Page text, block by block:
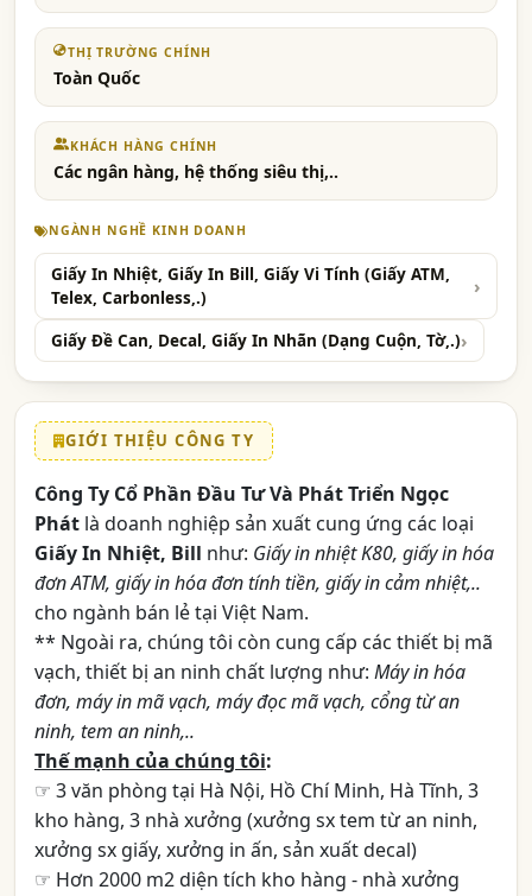
THỊ TRƯỜNG CHÍNH
Toàn Quốc
KHÁCH HÀNG CHÍNH
Các ngân hàng, hệ thống siêu thị,..
NGÀNH NGHỀ KINH DOANH
Giấy In Nhiệt, Giấy In Bill, Giấy Vi Tính (Giấy ATM,
Telex, Carbonless,.)
Giấy Đề Can, Decal, Giấy In Nhãn (Dạng Cuộn, Tờ,.)
GIỚI THIỆU CÔNG TY
Công Ty Cổ Phần Đầu Tư Và Phát Triển Ngọc
Phát là doanh nghiệp sản xuất cung ứng các loại
Giấy In Nhiệt, Bill như: Giấy in nhiệt K80, giấy in hóa
đơn ATM, giấy in hóa đơn tính tiền, giấy in cảm nhiệt,..
cho ngành bán lẻ tại Việt Nam.
** Ngoài ra, chúng tôi còn cung cấp các thiết bị mã
vạch, thiết bị an ninh chất lượng như: Máy in hóa
đơn, máy in mã vạch, máy đọc mã vạch, cổng từ an
ninh, tem an ninh,..
Thế mạnh của chúng tôi:
☞ 3 văn phòng tại Hà Nội, Hồ Chí Minh, Hà Tĩnh, 3
kho hàng, 3 nhà xưởng (xưởng sx tem từ an ninh,
xưởng sx giấy, xưởng in ấn, sản xuất decal)
☞ Hơn 2000 m2 diện tích kho hàng - nhà xưởng